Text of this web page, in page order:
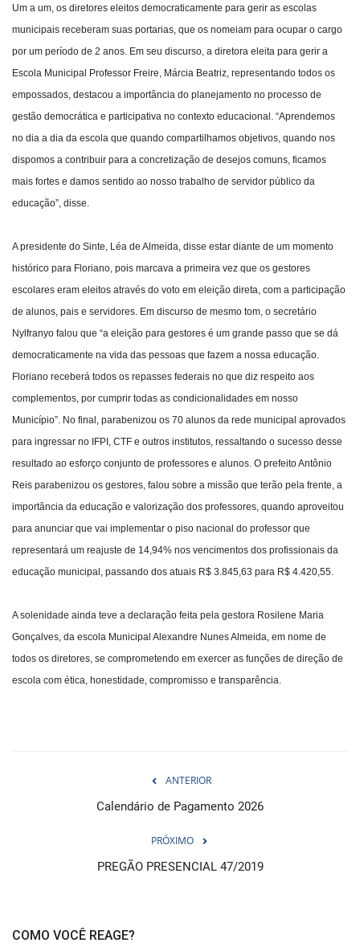
Um a um, os diretores eleitos democraticamente para gerir as escolas
municipais receberam suas portarias, que os nomeiam para ocupar o cargo
por um período de 2 anos. Em seu discurso, a diretora eleita para gerir a
Escola Municipal Professor Freire, Márcia Beatriz, representando todos os
empossados, destacou a importância do planejamento no processo de
gestão democrática e participativa no contexto educacional. “Aprendemos
no dia a dia da escola que quando compartilhamos objetivos, quando nos
dispomos a contribuir para a concretização de desejos comuns, ficamos
mais fortes e damos sentido ao nosso trabalho de servidor público da
educação”, disse.
A presidente do Sinte, Léa de Almeida, disse estar diante de um momento
histórico para Floriano, pois marcava a primeira vez que os gestores
escolares eram eleitos através do voto em eleição direta, com a participação
de alunos, pais e servidores. Em discurso de mesmo tom, o secretário
Nylfranyo falou que “a eleição para gestores é um grande passo que se dá
democraticamente na vida das pessoas que fazem a nossa educação.
Floriano receberá todos os repasses federais no que diz respeito aos
complementos, por cumprir todas as condicionalidades em nosso
Município”. No final, parabenizou os 70 alunos da rede municipal aprovados
para ingressar no IFPI, CTF e outros institutos, ressaltando o sucesso desse
resultado ao esforço conjunto de professores e alunos. O prefeito Antônio
Reis parabenizou os gestores, falou sobre a missão que terão pela frente, a
importância da educação e valorização dos professores, quando aproveitou
para anunciar que vai implementar o piso nacional do professor que
representará um reajuste de 14,94% nos vencimentos dos profissionais da
educação municipal, passando dos atuais R$ 3.845,63 para R$ 4.420,55.
A solenidade ainda teve a declaração feita pela gestora Rosilene Maria
Gonçalves, da escola Municipal Alexandre Nunes Almeida, em nome de
todos os diretores, se comprometendo em exercer as funções de direção de
escola com ética, honestidade, compromisso e transparência.
ANTERIOR
Calendário de Pagamento 2026
PRÓXIMO
PREGÃO PRESENCIAL 47/2019
COMO VOCÊ REAGE?